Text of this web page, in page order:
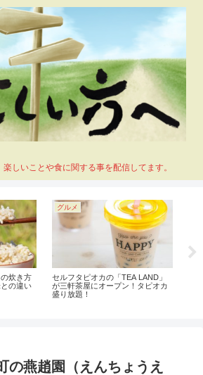
しいことや食に関する事を配信してます。
炊き方
の違い
グルメ
セルフタピオカの「TEA LAND」
が三軒茶屋にオープン！タピオカ
盛り放題！
の燕趙園（えんちょうえ